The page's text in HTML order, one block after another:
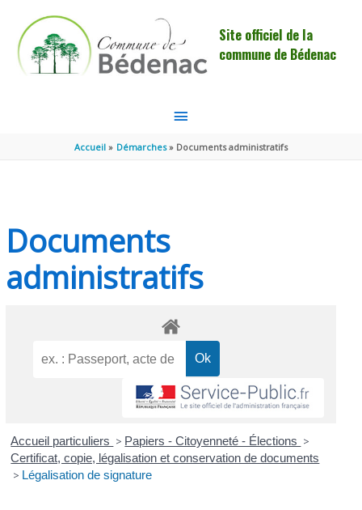
Site officiel de la
commune de Bédenac
MENU
PRINCIPAL
Accueil Démarches Documents administratifs
Documents
administratifs
Accueil particuliers > Papiers - Citoyenneté - Élections >
Certificat, copie, légalisation et conservation de documents
> Légalisation de signature